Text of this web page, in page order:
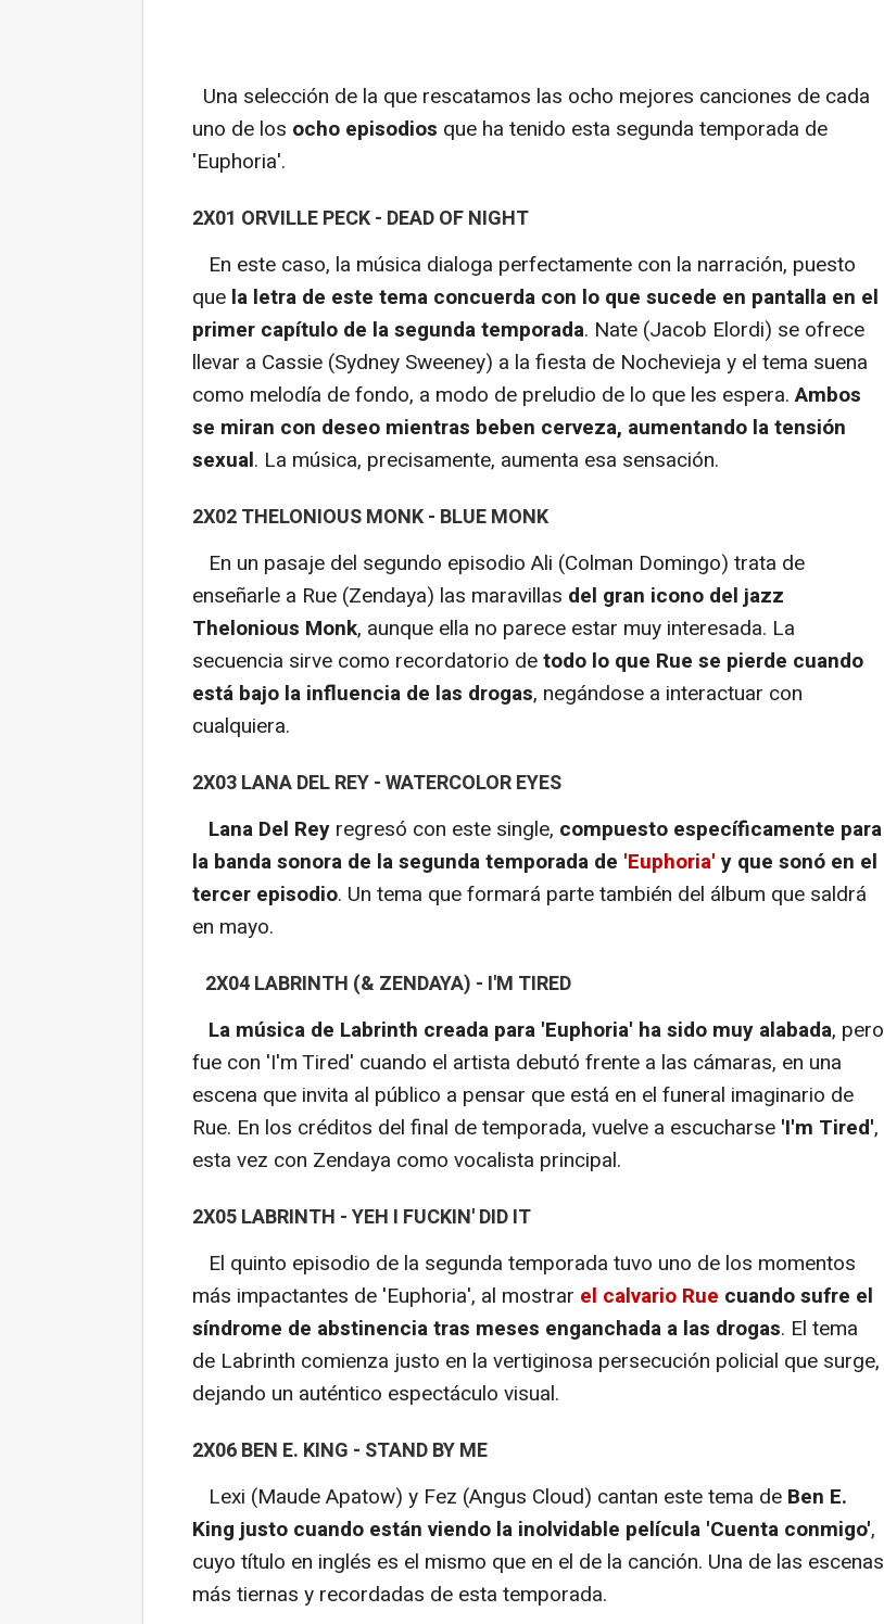
Una selección de la que rescatamos las ocho mejores canciones de cada
uno de los ocho episodios que ha tenido esta segunda temporada de
'Euphoria'.
2X01 ORVILLE PECK - DEAD OF NIGHT
En este caso, la música dialoga perfectamente con la narración, puesto
que la letra de este tema concuerda con lo que sucede en pantalla en el
primer capítulo de la segunda temporada. Nate (Jacob Elordi) se ofrece
llevar a Cassie (Sydney Sweeney) a la fiesta de Nochevieja y el tema suena
como melodía de fondo, a modo de preludio de lo que les espera.Ambos
se miran con deseo mientras beben cerveza, aumentando la tensión
sexual. La música, precisamente, aumenta esa sensación.
2X02 THELONIOUS MONK - BLUE MONK
En un pasaje del segundo episodio Ali (Colman Domingo) trata de
enseñarle a Rue (Zendaya) las maravillas del gran icono del jazz
Thelonious Monk, aunque ella no parece estar muy interesada. La
secuencia sirve como recordatorio detodo lo que Rue se pierde cuando
está bajo la influencia de las drogas, negándose a interactuar con
cualquiera.
2X03 LANA DEL REY - WATERCOLOR EYES
Lana Del Rey regresó con este single, compuesto específicamente para
la banda sonora de la segunda temporada de 'Euphoria' y que sonó en el
tercer episodio. Un tema que formará parte también del álbum que saldrá
en mayo.
2X04 LABRINTH (& ZENDAYA) - I'M TIRED
La música de Labrinth creada para 'Euphoria' ha sido muy alabada, pero
fue con 'I'm Tired' cuando el artista debutó frente a las cámaras, en una
escena que invita al público a pensar que está en el funeral imaginario de
Rue. En los créditos del final de temporada, vuelve a escucharse 'I'm Tired',
esta vez con Zendaya como vocalista principal.
2X05 LABRINTH - YEH I FUCKIN' DID IT
El quinto episodio de la segunda temporada tuvo uno de los momentos
más impactantes de 'Euphoria', al mostrar el calvario Rue cuando sufre el
síndrome de abstinencia tras meses enganchada a las drogas. El tema
de Labrinth comienza justo en la vertiginosa persecución policial que surge,
dejando un auténtico espectáculo visual.
2X06 BEN E. KING - STAND BY ME
Lexi (Maude Apatow) y Fez (Angus Cloud) cantan este tema de Ben E.
King justo cuando están viendo la inolvidable película 'Cuenta conmigo',
cuyo título en inglés es el mismo que en el de la canción. Una de las escenas
más tiernas y recordadas de esta temporada.